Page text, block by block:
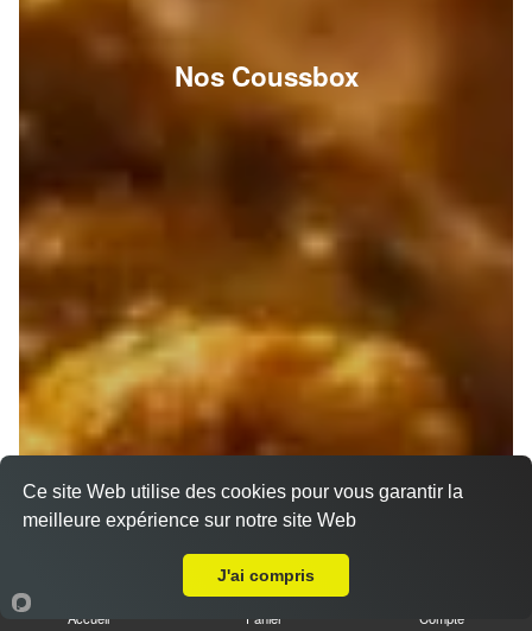
Nos Coussbox
Accueil Panier Compte
Ce site Web utilise des cookies pour vous garantir la
meilleure expérience sur notre site Web
J'ai compris